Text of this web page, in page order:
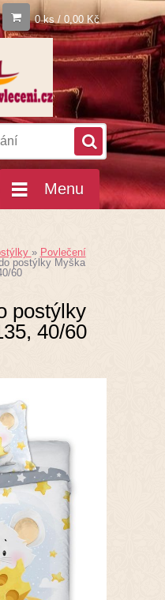
0 ks / 0,00 Kč
Menu
» Povlečení
postýlky Myška
60
postýlky
40/60